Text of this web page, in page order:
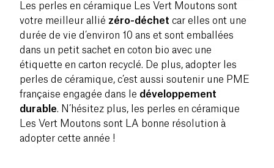
Les perles en céramique Les Vert Moutons sont
votre meilleur allié zéro-déchet car elles ont une
durée de vie d’environ 10 ans et sont emballées
dans un petit sachet en coton bio avec une
étiquette en carton recyclé. De plus, adopter les
perles de céramique, c’est aussi soutenir une PME
française engagée dans le développement
durable. N’hésitez plus, les perles en céramique
Les Vert Moutons sont LA bonne résolution à
adopter cette année !